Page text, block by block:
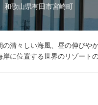
和歌山県有田市宮崎町
の清々しい海風、昼の伸びや
岸に位置する世界のリゾート